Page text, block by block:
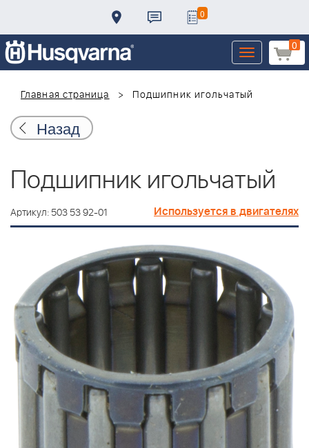
0
0
Toggle
navigation
Главная страница
Подшипник игольчатый
Назад
Подшипник игольчатый
Артикул: 503 53 92-01 Используется в двигателях